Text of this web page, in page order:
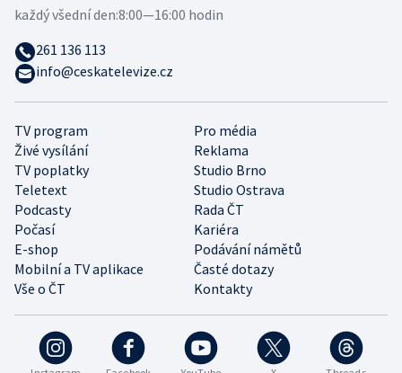
TV program
Pro média
Živé vysílání
Reklama
TV poplatky
Studio Brno
Teletext
Studio Ostrava
Podcasty
Rada ČT
Počasí
Kariéra
E-shop
Podávání námětů
Mobilní a TV aplikace
Časté dotazy
Vše o ČT
Kontakty
každý všední den:8:00—16:00 hodin
261 136 113
info@ceskatelevize.cz